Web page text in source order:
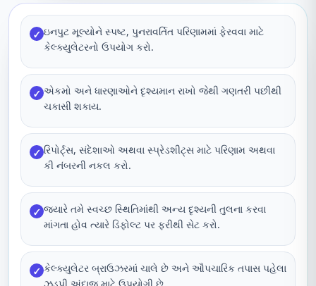
✓ ઇનપુટ મૂલ્યોને સ્પષ્ટ, પુનરાવર્તિત પરિણામમાં ફેરવવા માટે
કેલ્ક્યુલેટરનો ઉપયોગ કરો.
✓ એકમો અને ધારણાઓને દૃશ્યમાન રાખો જેથી ગણતરી પછીથી
ચકાસી શકાય.
✓ રિપોર્ટ્સ, સંદેશાઓ અથવા સ્પ્રેડશીટ્સ માટે પરિણામ અથવા
કી નંબરની નકલ કરો.
✓ જ્યારે તમે સ્વચ્છ સ્થિતિમાંથી અન્ય દૃશ્યની તુલના કરવા
માંગતા હોવ ત્યારે ડિફોલ્ટ પર ફરીથી સેટ કરો.
✓ કેલ્ક્યુલેટર બ્રાઉઝરમાં ચાલે છે અને ઔપચારિક તપાસ પહેલા